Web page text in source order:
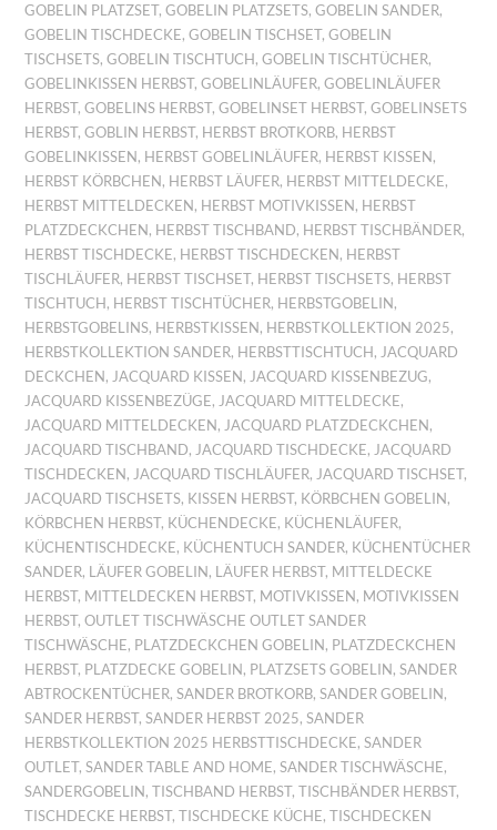
GOBELIN PLATZSET,GOBELIN PLATZSETS,GOBELIN SANDER,
GOBELIN TISCHDECKE,GOBELIN TISCHSET,GOBELIN
TISCHSETS,GOBELIN TISCHTUCH ,GOBELIN TISCHTÜCHER,
GOBELINKISSEN HERBST,GOBELINLÄUFER,GOBELINLÄUFER
HERBST,GOBELINS HERBST,GOBELINSET HERBST,GOBELINSETS
HERBST,GOBLIN HERBST, HERBST BROTKORB, HERBST
GOBELINKISSEN , HERBST GOBELINLÄUFER, HERBST KISSEN ,
HERBST KÖRBCHEN , HERBST LÄUFER, HERBST MITTELDECKE,
HERBST MITTELDECKEN , HERBST MOTIVKISSEN , HERBST
PLATZDECKCHEN , HERBST TISCHBAND, HERBST TISCHBÄNDER,
HERBST TISCHDECKE, HERBST TISCHDECKEN , HERBST
TISCHLÄUFER, HERBST TISCHSET, HERBST TISCHSETS, HERBST
TISCHTUCH , HERBST TISCHTÜCHER, HERBSTGOBELIN ,
HERBSTGOBELINS, HERBSTKISSEN , HERBSTKOLLEKTION 2025,
HERBSTKOLLEKTION SANDER, HERBSTTISCHTUCH , JACQUARD
DECKCHEN , JACQUARD KISSEN , JACQUARD KISSENBEZUG,
JACQUARD KISSENBEZÜGE, JACQUARD MITTELDECKE,
JACQUARD MITTELDECKEN , JACQUARD PLATZDECKCHEN ,
JACQUARD TISCHBAND, JACQUARD TISCHDECKE, JACQUARD
TISCHDECKEN , JACQUARD TISCHLÄUFER, JACQUARD TISCHSET,
JACQUARD TISCHSETS, KISSEN HERBST, KÖRBCHEN GOBELIN ,
KÖRBCHEN HERBST, KÜCHENDECKE, KÜCHENLÄUFER,
KÜCHENTISCHDECKE, KÜCHENTUCH SANDER, KÜCHENTÜCHER
SANDER, LÄUFER GOBELIN , LÄUFER HERBST, MITTELDECKE
HERBST, MITTELDECKEN HERBST, MOTIVKISSEN , MOTIVKISSEN
HERBST,OUTLET TISCHWÄSCHE OUTLET SANDER
TISCHWÄSCHE, PLATZDECKCHEN GOBELIN , PLATZDECKCHEN
HERBST, PLATZDECKE GOBELIN , PLATZSETS GOBELIN ,SANDER
ABTROCKENTÜCHER,SANDER BROTKORB,SANDER GOBELIN ,
SANDER HERBST,SANDER HERBST 2025,SANDER
HERBSTKOLLEKTION 2025 HERBSTTISCHDECKE,SANDER
OUTLET,SANDER TABLE AND HOME,SANDER TISCHWÄSCHE,
SANDERGOBELIN ,TISCHBAND HERBST,TISCHBÄNDER HERBST,
TISCHDECKE HERBST,TISCHDECKE KÜCHE,TISCHDECKEN